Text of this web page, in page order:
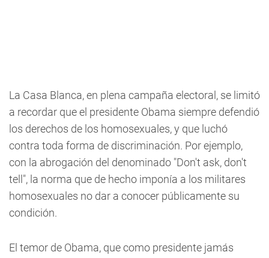
La Casa Blanca, en plena campaña electoral, se limitó
a recordar que el presidente Obama siempre defendió
los derechos de los homosexuales, y que luchó
contra toda forma de discriminación. Por ejemplo,
con la abrogación del denominado "Don't ask, don't
tell", la norma que de hecho imponía a los militares
homosexuales no dar a conocer públicamente su
condición.
El temor de Obama, que como presidente jamás